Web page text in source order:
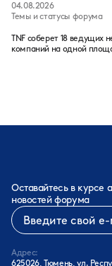
04.08.2026
Темы и статусы форума
TNF соберет 18 ведущих
компаний на одной
Оставайтесь в курсе
новостей форума
Адрес:
625026, Тюмень, ул.